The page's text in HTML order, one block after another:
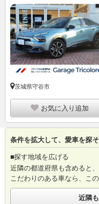
茨城県守谷市
お気に入り追加
条件を拡大して、愛車を探そ
■探す地域を広げる
近隣の都道府県も含めると、
こだわりのある車なら、こ
近隣